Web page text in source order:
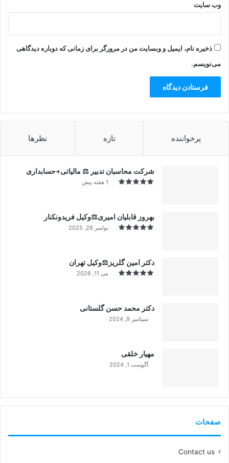
وب‌ سایت
ذخیره نام، ایمیل و وبسایت من در مرورگر برای زمانی که دوباره دیدگاهی
می‌نویسم.
پرخواننده تازه نظرها
شرکت محاسبان تدبیر ⚖️ مالیاتی+حسابداری
1 هفته پیش
بهروز قابلیان امیری⚖️وکیل فریدونکنار
نوامبر 26, 2025
دکتر امین گلریز⚖️وکیل تهران
می 11, 2026
دکتر محمد حسن گلستانی
سپتامبر 9, 2024
مهیار خلقی
آگوست 1, 2024
صفحات
Contact us